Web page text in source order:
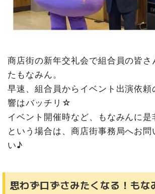
商店街の新年交礼会で組合員の皆さ
たもなみん。
早速、組合員からイベント出演依頼
響はバッチリ☆
イベント開催時など、もなみんに是
という場合は、商店街事務局へお問
い♪
思わず口ずさみたくなる！もな